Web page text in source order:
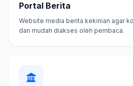
Portal Berita
Website media berita kekinian agar
dan mudah diakses oleh pembaca.